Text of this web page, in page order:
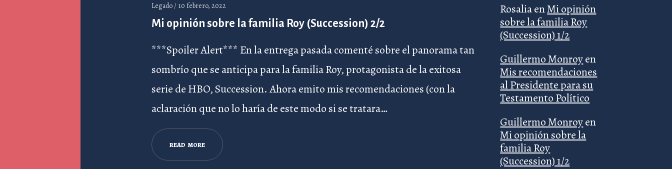
Legado / 10 febrero, 2022
Mi opinión sobre la familia Roy (Succession) 2/2
***Spoiler Alert*** En la entrega pasada comenté sobre el panorama tan
sombrío que se anticipa para la familia Roy, protagonista de la exitosa
serie de HBO, Succession. Ahora emito mis recomendaciones (con la
aclaración que no lo haría de este modo si se tratara…
READ MORE
RosaliaenMi opinión
sobre la familia Roy
(Succession) 1/2
Guillermo Monroyen
Mis recomendaciones
al Presidente para su
Testamento Político
Guillermo Monroyen
Mi opinión sobre la
familia Roy
(Succession) 1/2